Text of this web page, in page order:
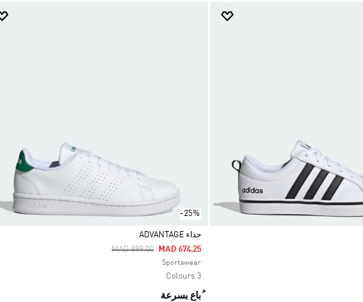
-25%
Selected
حذاء ADVANTAGE
Price Reduced From
MAD 899.00ToMAD 674.25
Sportswear
3 Colours
ُباع بسرعة